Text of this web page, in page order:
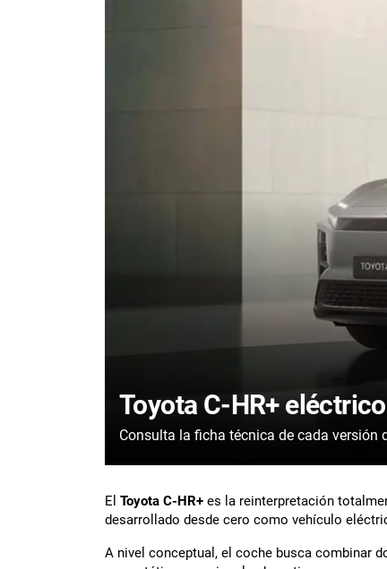
Toyota C-HR+
El Toyota C-HR+ es la reinterpretación
desarrollado desde cero como vehículo
A nivel conceptual, el coche busca combinar